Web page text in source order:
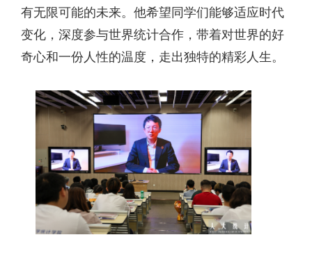
有无限可能的未来。他希望同学们能够适应时代
变化，深度参与世界统计合作，带着对世界的好
奇心和一份人性的温度，走出独特的精彩人生。